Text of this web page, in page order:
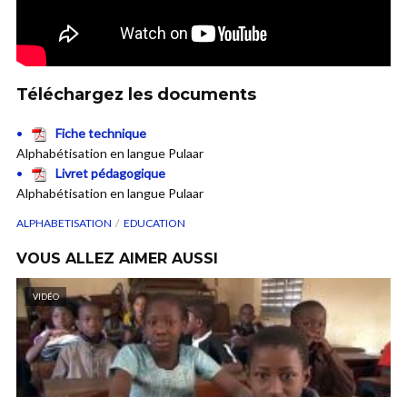
Téléchargez les documents
Fiche technique
Alphabétisation en langue Pulaar
Livret pédagogique
Alphabétisation en langue Pulaar
ALPHABETISATION EDUCATION
VOUS ALLEZ AIMER AUSSI
VIDÉO